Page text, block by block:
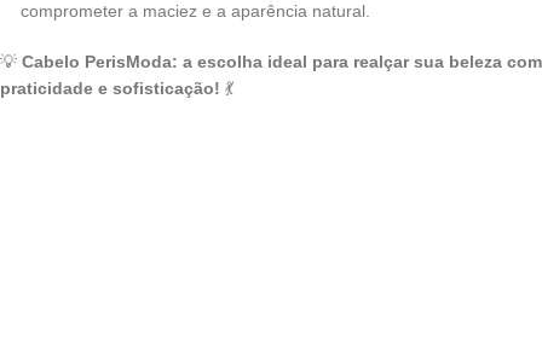
comprometer a maciez e a aparência natural.
💡 Cabelo PerisModa: a escolha ideal para realçar sua beleza com
praticidade e sofisticação! 💃